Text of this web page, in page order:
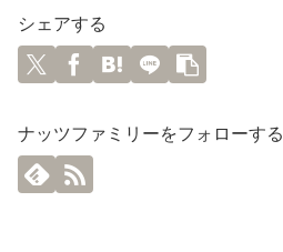
シェアする
ナッツファミリーをフォローする